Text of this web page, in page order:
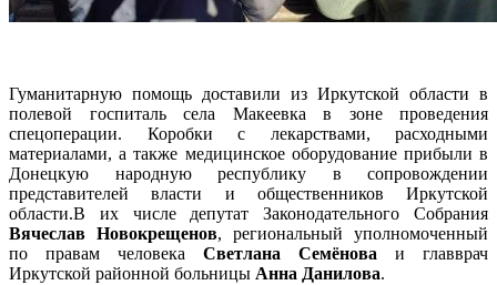
Гуманитарную помощь доставили из Иркутской области в
полевой госпиталь села Макеевка в зоне проведения
спецоперации. Коробки с лекарствами, расходными
материалами, а также медицинское оборудование прибыли в
Донецкую народную республику в сопровождении
представителей власти и общественников Иркутской
области.В их числе депутат Законодательного Собрания
Вячеслав Новокрещенов, региональный уполномоченный
по правам человека Светлана Семёнова и главврач
Иркутской районной больницы Анна Данилова.